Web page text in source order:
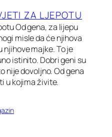
ZA LJEPOTU
Od gena, za lijepu
misle da će njihova
majke. To je
istinito. Dobri geni su
nije dovoljno. Od gena
u kojima živite.